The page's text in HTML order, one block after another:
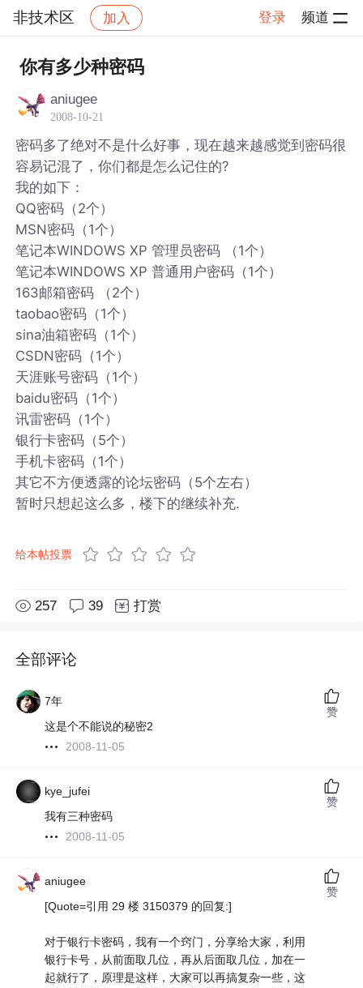
非技术区 加入 登录 频道
社区 非技术区
你有多少种密码
aniugee
2008-10-21
密码多了绝对不是什么好事，现在越来越感觉到密码很
容易记混了，你们都是怎么记住的?
我的如下：
QQ密码（2个）
MSN密码（1个）
笔记本WINDOWS XP 管理员密码 （1个）
笔记本WINDOWS XP 普通用户密码（1个）
163邮箱密码 （2个）
taobao密码（1个）
sina油箱密码（1个）
CSDN密码（1个）
天涯账号密码（1个）
baidu密码（1个）
讯雷密码（1个）
银行卡密码（5个）
手机卡密码（1个）
其它不方便透露的论坛密码（5个左右）
暂时只想起这么多，楼下的继续补充.
给本帖投票
257 39 打赏
全部评论
7年
这是个不能说的秘密2
2008-11-05
赞
kye_jufei
我有三种密码
2008-11-05
赞
aniugee
[Quote=引用 29 楼 3150379 的回复:]
对于银行卡密码，我有一个窍门，分享给大家，利用
银行卡号，从前面取几位，再从后面取几位，加在一
起就行了，原理是这样，大家可以再搞复杂一些，这
赞